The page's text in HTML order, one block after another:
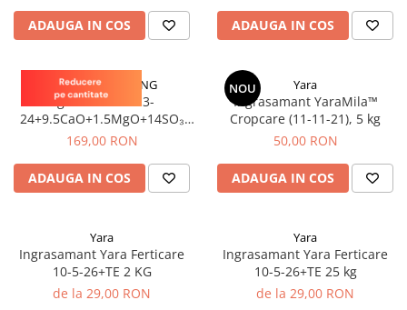
Ingrasaminte
Ingrasaminte BIO
Preparate biologice
Biostimulatori
Ingrasaminte pentru gazon si
plante ornamentale
Ingrasaminte de baza
Ingrasaminte lichide
Alveole, tavi si ghivece
Folii si plase agricole
Materiale pentru solarii
ADAUGA IN COS ADAUGA IN COS
HOLLAND FARMING
Agromaster 6-13-
24+9.5CaO+1.5MgO+14SO₃
25kg – îngrășământ NPK cu
culturi profesionale
169,00 RON
ADAUGA IN COS
NOU Yara
Ingrasamant YaraMila™
Cropcare (11-11-21), 5 kg
50,00 RON
ADAUGA IN COS
Yara
Ingrasamant Yara Ferticare
10-5-26+TE 2 KG
de la 29,00 RON
Yara
Ingrasamant Yara Ferticare
10-5-26+TE 25 kg
de la 29,00 RON